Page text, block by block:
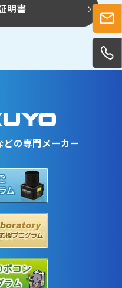
明書
の専門メーカー